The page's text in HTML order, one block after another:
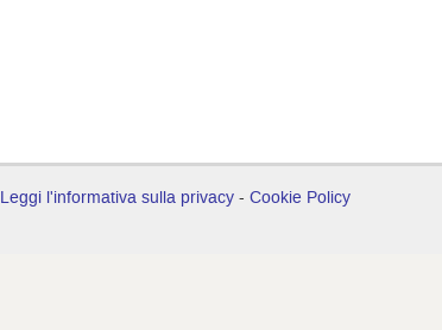
Leggi l'informativa sulla privacy - Cookie Policy